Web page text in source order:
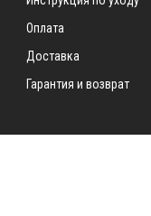
Оплата
Доставка
Гарантия и возврат